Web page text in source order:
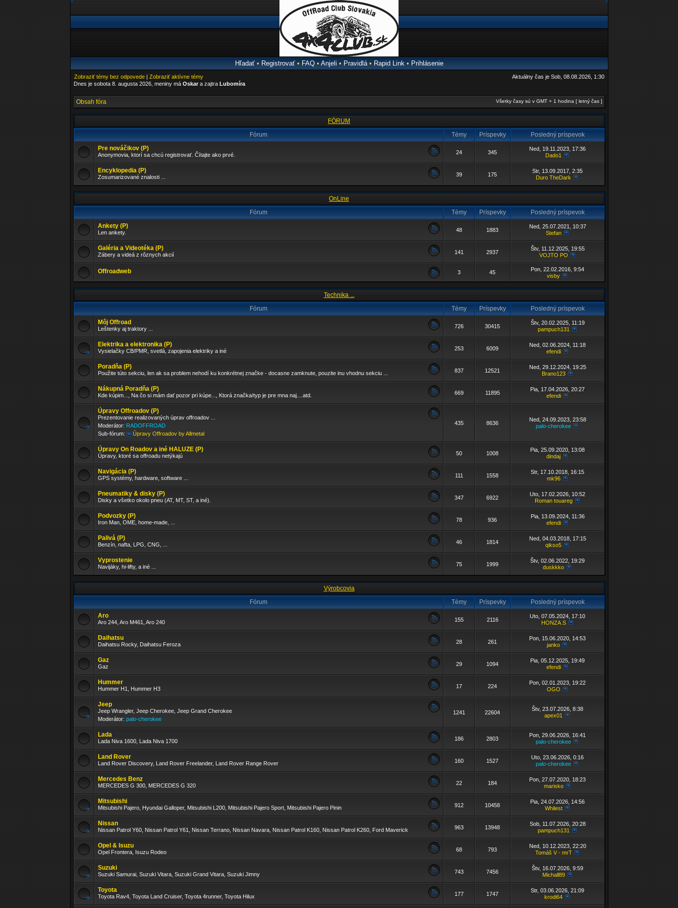
Hľadať• Registrovať• FAQ• Anjeli • Pravidlá• Rapid Link • Prihlásenie
Zobraziť témy bez odpovede| Zobraziť aktívne témy
Aktuálny čas je Sob, 08.08.2026, 1:30
Dnes je sobota 8. augusta 2026, meniny má Oskara zajtra Lubomíra
Obsah fóra Všetky časy sú v GMT + 1 hodina [ letný čas ]
FÓRUM
Fórum
Témy Príspevky
Posledný príspevok
Pre nováčikov (P)
Anonymovia, ktorí sa chcú registrovať. Čítajte ako prvé. 24 345
Ned, 19.11.2023, 17:36
Dado1
Encyklopedia (P)
Zosumarizované znalosti ... 39 175
Str, 13.09.2017, 2:35
Duro TheDark
OnLine
Fórum
Témy Príspevky
Posledný príspevok
Ankety (P)
Len ankety. 48 1883
Ned, 25.07.2021, 10:37
Stefan
Galéria a Videotéka (P)
Zábery a videá z rôznych akcií 141 2937
Štv, 11.12.2025, 19:55
VOJTO PO
Offroadweb 3 45
Pon, 22.02.2016, 9:54
visby
Technika ...
Fórum
Témy Príspevky
Posledný príspevok
Môj Offroad
Leštenky aj traktory ... 726 30415
Štv, 20.02.2025, 11:19
pampuch131
Elektrika a elektronika (P)
Vysielačky CB/PMR, svetlá, zapojenia elektriky a iné 253 6009
Ned, 02.06.2024, 11:18
efendi
Poradňa (P)
Použite túto sekciu, len ak sa problem nehodí ku konkrétnej značke - docasne zamknute, pouzite inu vhodnu sekciu ... 837 12521
Ned, 29.12.2024, 19:25
Brano123
Nákupná Poradňa (P)
Kde kúpim..., Na čo si mám dať pozor pri kúpe..., Ktorá značka/typ je pre mna naj....atd. 669 11895
Pia, 17.04.2026, 20:27
efendi
Úpravy Offroadov (P)
Prezentovanie realizovaných úprav offroadov ...
Moderátor: RADOFFROAD
Sub-fórum:
Úpravy Offroadov by Allmetal
435 8636
Ned, 24.09.2023, 23:58
palo-cherokee
Úpravy On Roadov a iné HALUZE (P)
Úpravy, ktoré sa offroadu netýkajú 50 1008
Pia, 25.09.2020, 13:08
dindaj
Navigácia (P)
GPS systémy, hardware, software ... 111 1558
Str, 17.10.2018, 16:15
mk96
Pneumatiky & disky (P)
Disky a všetko okolo pneu (AT, MT, ST, a iné). 347 6922
Uto, 17.02.2026, 10:52
Roman touareg
Podvozky (P)
Iron Man, OME, home-made, ... 78 936
Pia, 13.09.2024, 11:36
efendi
Palivá (P)
Benzín, nafta, LPG, CNG, ... 46 1814
Ned, 04.03.2018, 17:15
qikso5
Vyprostenie
Navijáky, hi-lifty, a iné ... 75 1999
Štv, 02.06.2022, 19:29
duskkko
Výrobcovia
Fórum
Témy Príspevky
Posledný príspevok
Aro
Aro 244, Aro M461, Aro 240 155 2116
Uto, 07.05.2024, 17:10
HONZA.S
Daihatsu
Daihatsu Rocky, Daihatsu Feroza 28 261
Pon, 15.06.2020, 14:53
janko
Gaz
Gaz 29 1094
Pia, 05.12.2025, 19:49
efendi
Hummer
Hummer H1, Hummer H3 17 224
Pon, 02.01.2023, 19:22
OGO
Jeep
Jeep Wrangler, Jeep Cherokee, Jeep Grand Cherokee
Moderátor: palo-cherokee
1241 22604
Štv, 23.07.2026, 8:38
apex01
Lada
Lada Niva 1600, Lada Niva 1700 186 2803
Pon, 29.06.2026, 16:41
palo-cherokee
Land Rover
Land Rover Discovery, Land Rover Freelander, Land Rover Range Rover 160 1527
Uto, 23.06.2026, 0:16
palo-cherokee
Mercedes Benz
MERCEDES G 300, MERCEDES G 320 22 184
Pon, 27.07.2020, 18:23
marisko
Mitsubishi
Mitsubishi Pajero, Hyundai Galloper, Mitsubishi L200, Mitsubishi Pajero Sport, Mitsubishi Pajero Pinin 912 10458
Pia, 24.07.2026, 14:56
Whilest
Nissan
Nissan Patrol Y60, Nissan Patrol Y61, Nissan Terrano, Nissan Navara, Nissan Patrol K160, Nissan Patrol K260, Ford Maverick 963 13948
Sob, 11.07.2026, 20:28
pampuch131
Opel & Isuzu
Opel Frontera, Isuzu Rodeo 68 793
Ned, 10.12.2023, 22:20
Tomáš V - mrT
Suzuki
Suzuki Samurai, Suzuki Vitara, Suzuki Grand Vitara, Suzuki Jimny 743 7456
Štv, 16.07.2026, 9:59
Michall89
Toyota
Toyota Rav4, Toyota Land Cruiser, Toyota 4runner, Toyota Hilux 177 1747
Str, 03.06.2026, 21:09
krodi64